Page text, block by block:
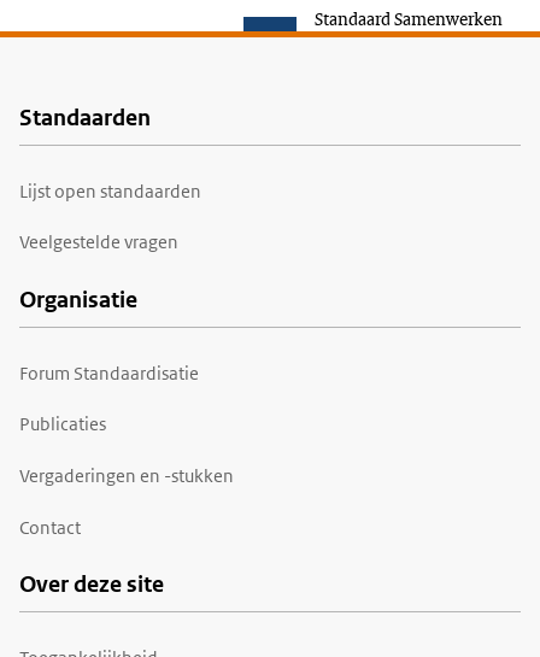
Standaard Samenwerken
Voet
Standaarden
Lijst open standaarden
Veelgestelde vragen
Organisatie
Forum Standaardisatie
Publicaties
Vergaderingen en -stukken
Contact
Over deze site